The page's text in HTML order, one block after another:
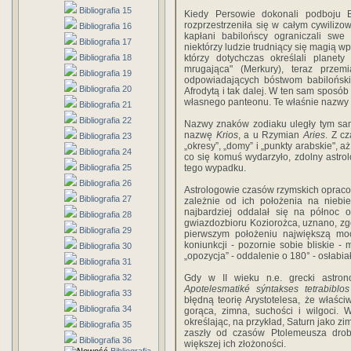
Bibliografia 15
Bibliografia 16
Bibliografia 17
Bibliografia 18
Bibliografia 19
Bibliografia 20
Bibliografia 21
Bibliografia 22
Bibliografia 23
Bibliografia 24
Bibliografia 25
Bibliografia 26
Bibliografia 27
Bibliografia 28
Bibliografia 29
Bibliografia 30
Bibliografia 31
Bibliografia 32
Bibliografia 33
Bibliografia 34
Bibliografia 35
Bibliografia 36
Kiedy Persowie dokonali podboju
rozprzestrzeniła się w całym
kapłani babilońscy ograniczali
niektórzy ludzie trudniący się magią
którzy dotychczas określali
mrugająca" (Merkury), teraz
odpowiadających bóstwom
Afrodytą i tak dalej. W ten sam
własnego panteonu. Te właśnie
Nazwy znaków zodiaku uległy tym
nazwę Krios, a u RzymianAries. Z
„okresy”, „domy” i „punkty arabskie",
co się komuś wydarzyło, zdolny
tego wypadku.
Astrologowie czasów rzymskich
zależnie od ich położenia na
najbardziej oddalał się na północ
gwiazdozbioru Koziorożca, uznano,
pierwszym położeniu największą
koniunkcji - pozornie sobie bliskie -
„opozycja” - oddalenie o 180° -
Gdy w II wieku n.e. grecki
Apotelesmatiké sýntakses tetrabiblos
błędną teorię Arystotelesa, że
gorąca, zimna, suchości i wilgoci.
określając, na przykład, Saturn jako
zaszły od czasów Ptolemeusza
większej ich złożoności.